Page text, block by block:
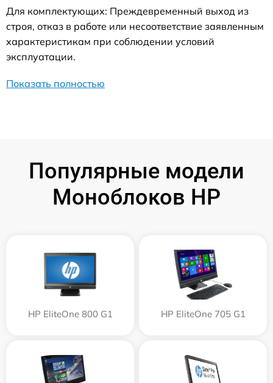
Для комплектующих: Преждевременный выход из
строя, отказ в работе или несоответствие заявленным
характеристикам при соблюдении условий
эксплуатации.
Показать полностью
Популярные модели
Моноблоков HP
HP EliteOne 800 G1 HP EliteOne 705 G1